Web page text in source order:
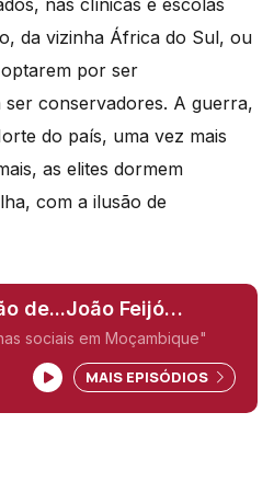
da vizinha África do Sul, ou
por ser
ser conservadores. A guerra,
do país, uma vez mais
as elites dormem
com a ilusão de
de...João Feijó
sociais em Moçambique"
MAIS EPISÓDIOS